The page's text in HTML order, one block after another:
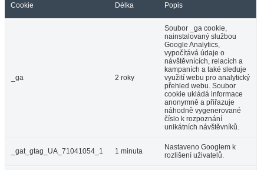
Cookie Délka Popis
_ga 2 roky
Soubor _ga cookie,
nainstalovaný službou
Google Analytics,
vypočítává údaje o
návštěvnících, relacích a
kampaních a také sleduje
využití webu pro analytický
přehled webu. Soubor
cookie ukládá informace
anonymně a přiřazuje
náhodně vygenerované
číslo k rozpoznání
unikátních návštěvníků.
_gat_gtag_UA_71041054_1 1 minuta
Nastaveno Googlem k
rozlišení uživatelů.